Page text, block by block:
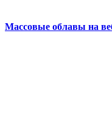
Массовые облавы на